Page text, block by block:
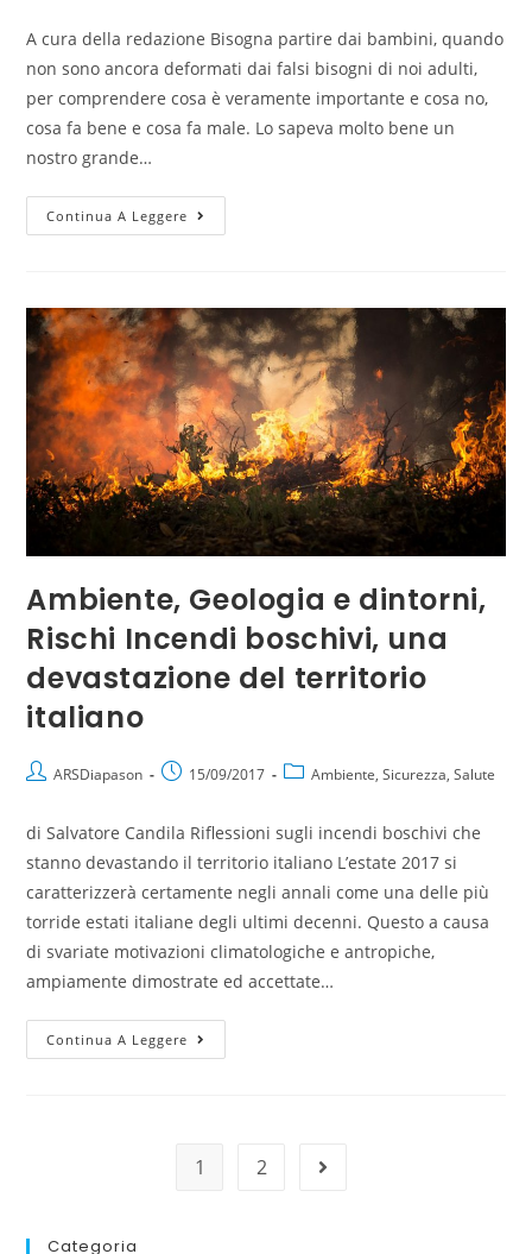
A cura della redazione Bisogna partire dai bambini, quando
non sono ancora deformati dai falsi bisogni di noi adulti,
per comprendere cosa è veramente importante e cosa no,
cosa fa bene e cosa fa male. Lo sapeva molto bene un
nostro grande…
Continua A Leggere
Ambiente, Geologia e dintorni,
Rischi Incendi boschivi, una
devastazione del territorio
italiano
ARSDiapason 15/09/2017 Ambiente, Sicurezza, Salute
di Salvatore Candila Riflessioni sugli incendi boschivi che
stanno devastando il territorio italiano L’estate 2017 si
caratterizzerà certamente negli annali come una delle più
torride estati italiane degli ultimi decenni. Questo a causa
di svariate motivazioni climatologiche e antropiche,
ampiamente dimostrate ed accettate…
Continua A Leggere
1 2
Categoria